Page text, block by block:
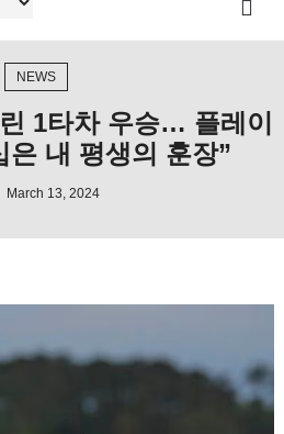
NEWS
1타차 우승… 플레이
은 내 평생의 훈장”
March 13, 2024